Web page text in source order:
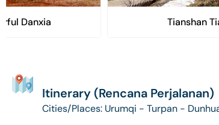
Danxia Tianshan
Itinerary (Rencana Perjalanan)
Cities/Places: Urumqi - Turpan -